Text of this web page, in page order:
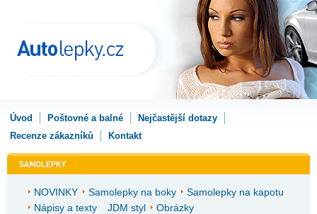
Úvod Poštovné a balné
Nejčastější dotazy
Recenze zákazníků
Kontakt
NOVINKY Samolepky na boky
Samolepky na kapotu
Nápisy a texty
JDM styl
Obrázky